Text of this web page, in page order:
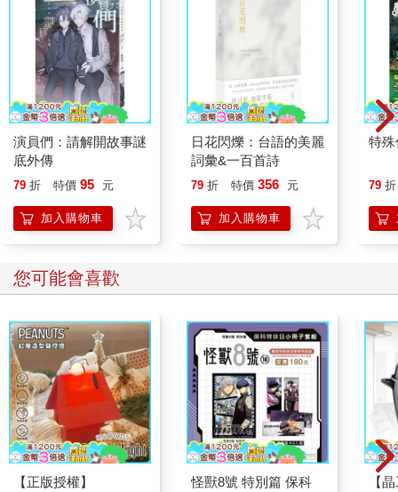
演員們：請解開故事謎
底外傳
79 折 特價 95 元
加入購物車
日花閃爍：台語的美麗
詞彙&一百首詩
79 折 特價 356 元
加入購物車
特
79 折
您可能會喜歡
【正版授權】
怪獸8號 特別篇 保科
【